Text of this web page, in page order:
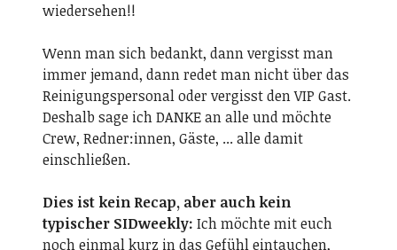
wiedersehen!!
Wenn man sich bedankt, dann vergisst man
immer jemand, dann redet man nicht über das
Reinigungspersonal oder vergisst den VIP Gast.
Deshalb sage ich DANKE an alle und möchte
Crew, Redner:innen, Gäste, ... alle damit
einschließen.
Dies ist kein Recap, aber auch kein
typischer SIDweekly: Ich möchte mit euch
noch einmal kurz in das Gefühl eintauchen,